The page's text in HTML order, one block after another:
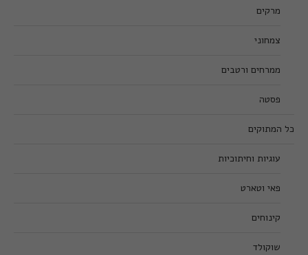
מרקים
צמחוני
ממרחים ורטבים
פסטה
כל המתוקים
עוגיות וחיתוכיות
פאי וטארט
קינוחים
שוקולד